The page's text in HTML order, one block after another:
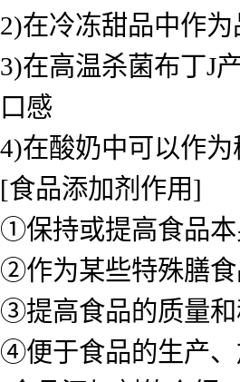
2)在冷冻甜品中作
3)在高温杀菌布丁J
口感
4)在酸奶中可以作
[食品添加剂作用]
①保持或提高食品
②作为某些特殊膳
③提高食品的质量
④便于食品的生产